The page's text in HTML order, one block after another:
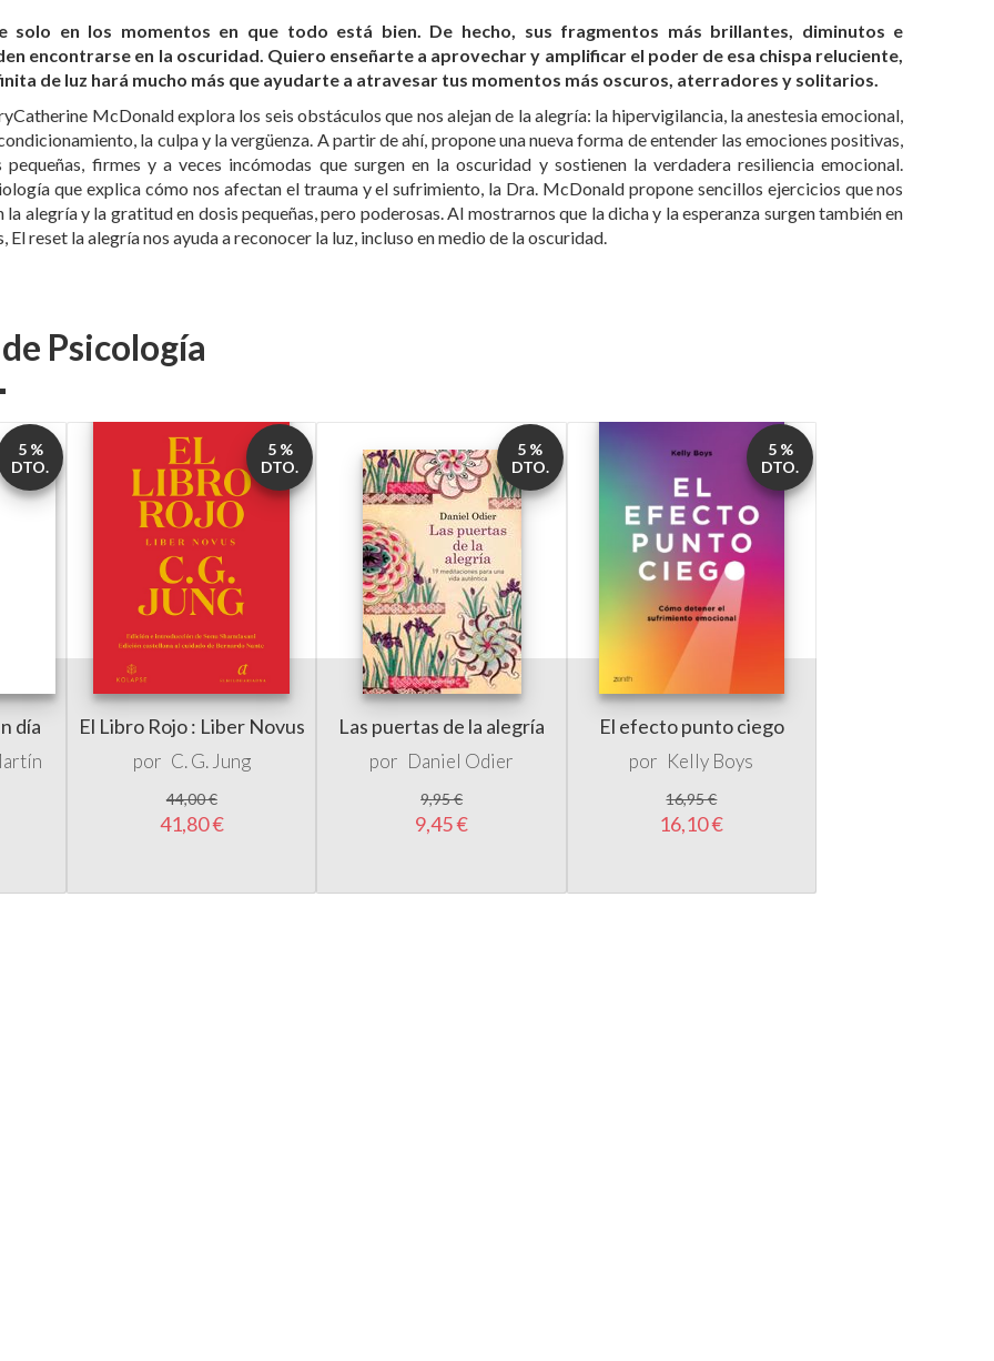
solo en los momentos en que todo está bien. De hecho, sus fragmentos más brillantes, diminutos e
encontrarse en la oscuridad. Quiero enseñarte a aprovechar y amplificar el poder de esa chispa reluciente,
de luz hará mucho más que ayudarte a atravesar tus momentos más oscuros, aterradores y solitarios.
McDonald explora los seis obstáculos que nos alejan de la alegría: la hipervigilancia, la anestesia emocional,
la culpa y la vergüenza. A partir de ahí, propone una nueva forma de entender las emociones positivas,
pequeñas, firmes y a veces incómodas que surgen en la oscuridad y sostienen la verdadera resiliencia emocional.
que explica cómo nos afectan el trauma y el sufrimiento, la Dra. McDonald propone sencillos ejercicios que nos
alegría y la gratitud en dosis pequeñas, pero poderosas. Al mostrarnos que la dicha y la esperanza surgen también en
El reset la alegría nos ayuda a reconocer la luz, incluso en medio de la oscuridad.
Psicología
día
5 %
DTO.
El Libro Rojo : Liber Novus
por C. G. Jung
44,00 €
41,80 €
5 %
DTO.
Las puertas de la alegría
por Daniel Odier
9,95 €
9,45 €
5 %
DTO.
El efecto punto ciego
por Kelly Boys
16,95 €
16,10 €
5 %
DTO.